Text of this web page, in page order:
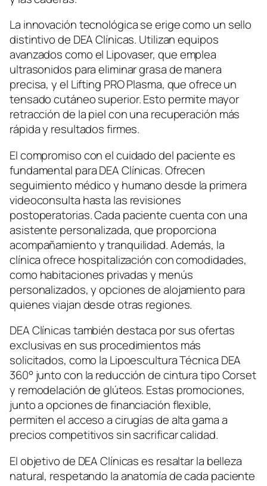
La innovación tecnológica se erige como un sello
distintivo de DEA Clínicas. Utilizan equipos
avanzados como el Lipovaser, que emplea
ultrasonidos para eliminar grasa de manera
precisa, y el Lifting PRO Plasma, que ofrece un
tensado cutáneo superior. Esto permite mayor
retracción de la piel con una recuperación más
rápida y resultados firmes.
El compromiso con el cuidado del paciente es
fundamental para DEA Clínicas. Ofrecen
seguimiento médico y humano desde la primera
videoconsulta hasta las revisiones
postoperatorias. Cada paciente cuenta con una
asistente personalizada, que proporciona
acompañamiento y tranquilidad. Además, la
clínica ofrece hospitalización con comodidades,
como habitaciones privadas y menús
personalizados, y opciones de alojamiento para
quienes viajan desde otras regiones.
DEA Clínicas también destaca por sus ofertas
exclusivas en sus procedimientos más
solicitados, como la Lipoescultura Técnica DEA
360° junto con la reducción de cintura tipo Corset
y remodelación de glúteos. Estas promociones,
junto a opciones de financiación flexible,
permiten el acceso a cirugías de alta gama a
precios competitivos sin sacrificar calidad.
El objetivo de DEA Clínicas es resaltar la belleza
natural, respetando la anatomía de cada paciente